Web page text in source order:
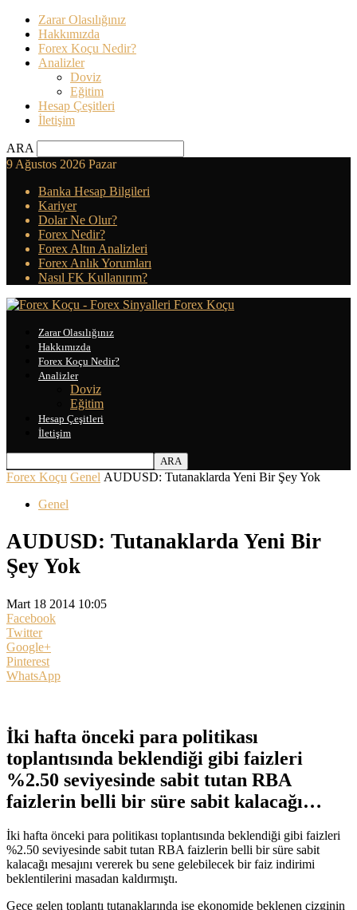
Zarar Olasılığınız
Hakkımızda
Forex Koçu Nedir?
Analizler
Doviz
Eğitim
Hesap Çeşitleri
İletişim
ARA
9 Ağustos 2026 Pazar
Banka Hesap Bilgileri
Kariyer
Dolar Ne Olur?
Forex Nedir?
Forex Altın Analizleri
Forex Anlık Yorumları
Nasıl FK Kullanırım?
Forex Koçu
Zarar Olasılığınız
Hakkımızda
Forex Koçu Nedir?
Analizler
Doviz
Eğitim
Hesap Çeşitleri
İletişim
Forex Koçu Genel AUDUSD: Tutanaklarda Yeni Bir Şey Yok
Genel
AUDUSD: Tutanaklarda Yeni Bir
Şey Yok
Mart 18 2014 10:05
Facebook
Twitter
Google+
Pinterest
WhatsApp
İki hafta önceki para politikası
toplantısında beklendiği gibi faizleri
%2.50 seviyesinde sabit tutan RBA
faizlerin belli bir süre sabit kalacağı…
İki hafta önceki para politikası toplantısında beklendiği gibi faizleri
%2.50 seviyesinde sabit tutan RBA faizlerin belli bir süre sabit
kalacağı mesajını vererek bu sene gelebilecek bir faiz indirimi
beklentilerini masadan kaldırmıştı.
Gece gelen toplantı tutanaklarında ise ekonomide beklenen çizginin